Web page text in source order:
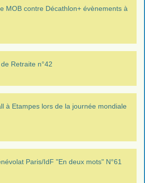
MOB contre Décathlon+ évènements à
Retraite n°42
à Etampes lors de la journée mondiale
Paris/IdF "En deux mots" N°61